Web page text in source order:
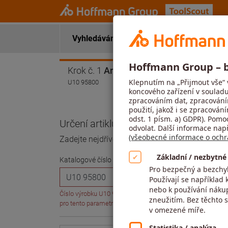
Vyhledávání nástroje Aplikační data
Krok č. 1 Artikl
U10 95800
Určení artiklu
Zadejte nejdříve číslo zboží a poté zvolte
Katalogové číslo (6místné)
Číslo výrobku U10 95800 nebylo nalezeno, popř. výpočet
pro tento parametr překračuje maximální povolenou délku